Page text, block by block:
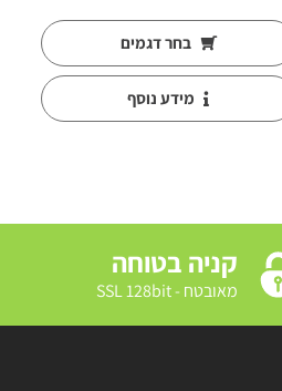
עד
בחר דגמים
מידע נוסף
קניה בטוחה
מאובטח - SSL 128bit